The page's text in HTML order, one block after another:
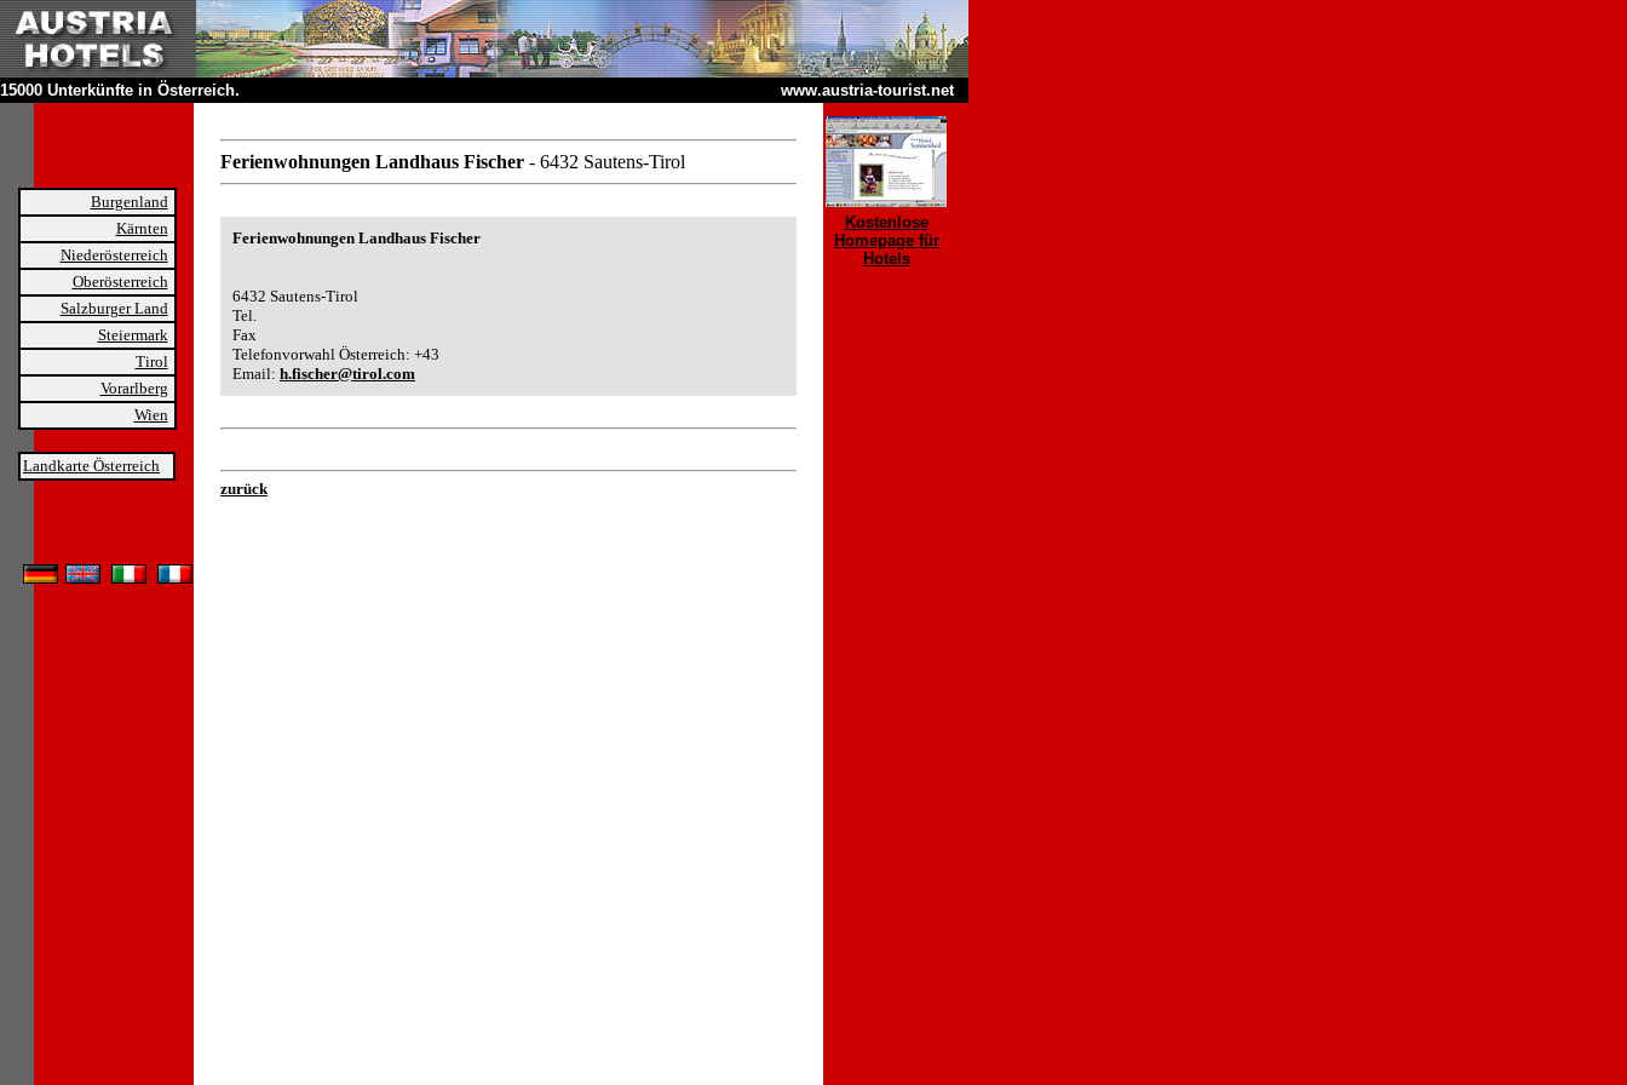
15000 Unterkünfte in Österreich. www.austria-tourist.net
Burgenland
Kärnten
Niederösterreich
Oberösterreich
Salzburger Land
Steiermark
Tirol
Vorarlberg
Wien
Landkarte Österreich
Ferienwohnungen Landhaus Fischer - 6432 Sautens-Tirol
Ferienwohnungen Landhaus Fischer
6432 Sautens-Tirol
Tel.
Fax
Telefonvorwahl Österreich: +43
Email: h.fischer@tirol.com
zurück
Kostenlose
Homepage für
Hotels